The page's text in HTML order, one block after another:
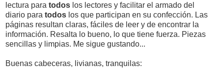
lectura para todos los lectores y facilitar el armado del
diario para todos los que participan en su confección. Las
páginas resultan claras, fáciles de leer y de encontrar la
información. Resalta lo bueno, lo que tiene fuerza. Piezas
sencillas y limpias. Me sigue gustando...
Buenas cabeceras, livianas, tranquilas: